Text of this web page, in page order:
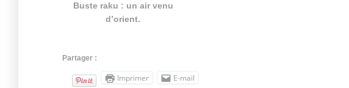
Buste raku : un air venu
d’orient.
Partager :
Imprimer E-mail